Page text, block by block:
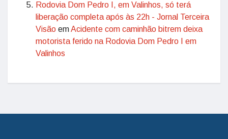
Rodovia Dom Pedro I, em Valinhos, só terá
liberação completa após às 22h - Jornal Terceira
Visão emAcidente com caminhão bitrem deixa
motorista ferido na Rodovia Dom Pedro I em
Valinhos